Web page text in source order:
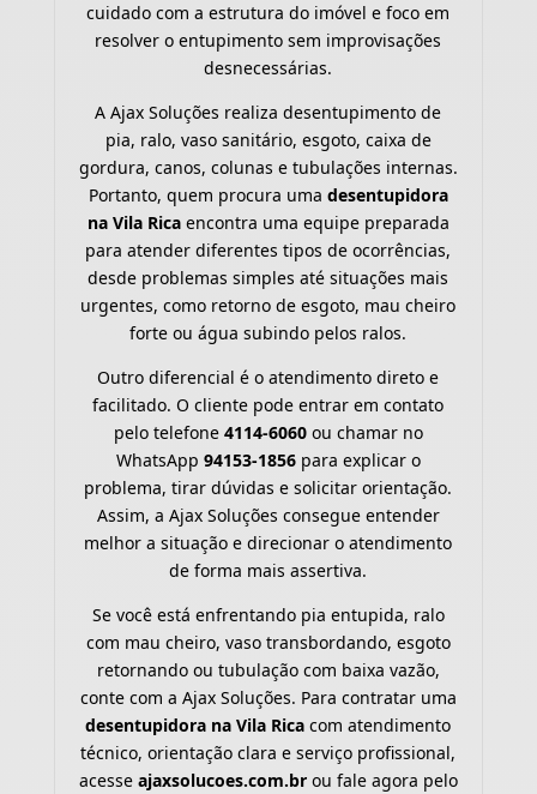
cuidado com a estrutura do imóvel e foco em
resolver o entupimento sem improvisações
desnecessárias.
A Ajax Soluções realiza desentupimento de
pia, ralo, vaso sanitário, esgoto, caixa de
gordura, canos, colunas e tubulações internas.
Portanto, quem procura uma desentupidora
na Vila Ricaencontra uma equipe preparada
para atender diferentes tipos de ocorrências,
desde problemas simples até situações mais
urgentes, como retorno de esgoto, mau cheiro
forte ou água subindo pelos ralos.
Outro diferencial é o atendimento direto e
facilitado. O cliente pode entrar em contato
pelo telefone 4114-6060ou chamar no
WhatsApp 94153-1856para explicar o
problema, tirar dúvidas e solicitar orientação.
Assim, a Ajax Soluções consegue entender
melhor a situação e direcionar o atendimento
de forma mais assertiva.
Se você está enfrentando pia entupida, ralo
com mau cheiro, vaso transbordando, esgoto
retornando ou tubulação com baixa vazão,
conte com a Ajax Soluções. Para contratar uma
desentupidora na Vila Rica com atendimento
técnico, orientação clara e serviço profissional,
acesse ajaxsolucoes.com.brou fale agora pelo